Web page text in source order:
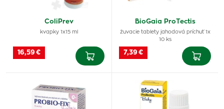
ColiPrev
kvapky 1x15 ml
16,59 €
BioGaia ProTectis
žuvacie tablety jahodová príchuť 1x
10 ks
7,39 €